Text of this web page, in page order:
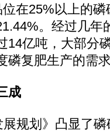
在25%以上的
。经过几年
14亿吨，大部分
磷复肥生产的需
成
规划》凸显了磷